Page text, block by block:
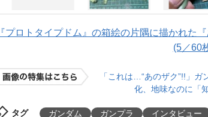
『プロトタイプドム』の箱絵の片隅に描かれた
(5／60
「これは…“あのザク”!!」
化、地味なのに「
タグ ガンダム ガンプラ インタビュー